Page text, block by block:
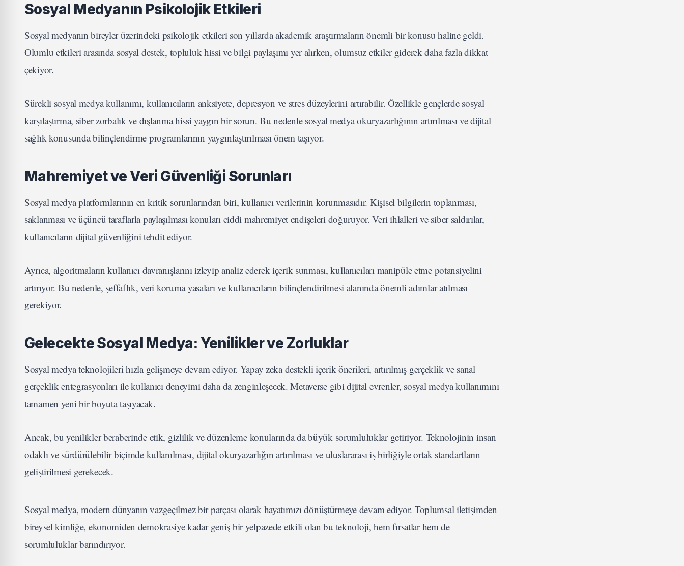
Sosyal Medyanın Psikolojik Etkileri
Sosyal medyanın bireyler üzerindeki psikolojik etkileri son yıllarda akademik araştırmaların önemli bir konusu haline geldi.
Olumlu etkileri arasında sosyal destek, topluluk hissi ve bilgi paylaşımı yer alırken, olumsuz etkiler giderek daha fazla dikkat
çekiyor.
Sürekli sosyal medya kullanımı, kullanıcıların anksiyete, depresyon ve stres düzeylerini artırabilir. Özellikle gençlerde sosyal
karşılaştırma, siber zorbalık ve dışlanma hissi yaygın bir sorun. Bu nedenle sosyal medya okuryazarlığının artırılması ve dijital
sağlık konusunda bilinçlendirme programlarının yaygınlaştırılması önem taşıyor.
Mahremiyet ve Veri Güvenliği Sorunları
Sosyal medya platformlarının en kritik sorunlarından biri, kullanıcı verilerinin korunmasıdır. Kişisel bilgilerin toplanması,
saklanması ve üçüncü taraflarla paylaşılması konuları ciddi mahremiyet endişeleri doğuruyor. Veri ihlalleri ve siber saldırılar,
kullanıcıların dijital güvenliğini tehdit ediyor.
Ayrıca, algoritmaların kullanıcı davranışlarını izleyip analiz ederek içerik sunması, kullanıcıları manipüle etme potansiyelini
artırıyor. Bu nedenle, şeffaflık, veri koruma yasaları ve kullanıcıların bilinçlendirilmesi alanında önemli adımlar atılması
gerekiyor.
Gelecekte Sosyal Medya: Yenilikler ve Zorluklar
Sosyal medya teknolojileri hızla gelişmeye devam ediyor. Yapay zeka destekli içerik önerileri, artırılmış gerçeklik ve sanal
gerçeklik entegrasyonları ile kullanıcı deneyimi daha da zenginleşecek. Metaverse gibi dijital evrenler, sosyal medya kullanımını
tamamen yeni bir boyuta taşıyacak.
Ancak, bu yenilikler beraberinde etik, gizlilik ve düzenleme konularında da büyük sorumluluklar getiriyor. Teknolojinin insan
odaklı ve sürdürülebilir biçimde kullanılması, dijital okuryazarlığın artırılması ve uluslararası iş birliğiyle ortak standartların
geliştirilmesi gerekecek.
Sosyal medya, modern dünyanın vazgeçilmez bir parçası olarak hayatımızı dönüştürmeye devam ediyor. Toplumsal iletişimden
bireysel kimliğe, ekonomiden demokrasiye kadar geniş bir yelpazede etkili olan bu teknoloji, hem fırsatlar hem de
sorumluluklar barındırıyor.